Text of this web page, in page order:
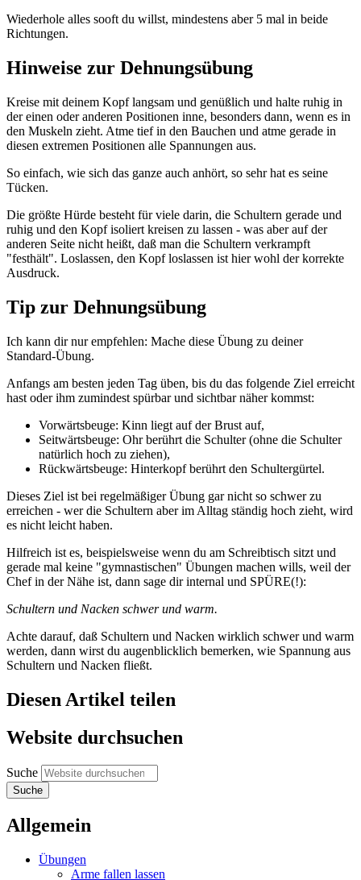
Wiederhole alles sooft du willst, mindestens aber 5 mal in beide
Richtungen.
Hinweise zur Dehnungsübung
Kreise mit deinem Kopf langsam und genüßlich und halte ruhig in
der einen oder anderen Positionen inne, besonders dann, wenn es in
den Muskeln zieht. Atme tief in den Bauchen und atme gerade in
diesen extremen Positionen alle Spannungen aus.
So einfach, wie sich das ganze auch anhört, so sehr hat es seine
Tücken.
Die größte Hürde besteht für viele darin, die Schultern gerade und
ruhig und den Kopf isoliert kreisen zu lassen - was aber auf der
anderen Seite nicht heißt, daß man die Schultern verkrampft
"festhält". Loslassen, den Kopf loslassen ist hier wohl der korrekte
Ausdruck.
Tip zur Dehnungsübung
Ich kann dir nur empfehlen: Mache diese Übung zu deiner
Standard-Übung.
Anfangs am besten jeden Tag üben, bis du das folgende Ziel erreicht
hast oder ihm zumindest spürbar und sichtbar näher kommst:
Vorwärtsbeuge: Kinn liegt auf der Brust auf,
Seitwärtsbeuge: Ohr berührt die Schulter (ohne die Schulter
natürlich hoch zu ziehen),
Rückwärtsbeuge: Hinterkopf berührt den Schultergürtel.
Dieses Ziel ist bei regelmäßiger Übung gar nicht so schwer zu
erreichen - wer die Schultern aber im Alltag ständig hoch zieht, wird
es nicht leicht haben.
Hilfreich ist es, beispielsweise wenn du am Schreibtisch sitzt und
gerade mal keine "gymnastischen" Übungen machen wills, weil der
Chef in der Nähe ist, dann sage dir internal und SPÜRE(!):
Schultern und Nacken schwer und warm.
Achte darauf, daß Schultern und Nacken wirklich schwer und warm
werden, dann wirst du augenblicklich bemerken, wie Spannung aus
Schultern und Nacken fließt.
Diesen Artikel teilen
Website durchsuchen
Suche
Allgemein
Übungen
Arme fallen lassen